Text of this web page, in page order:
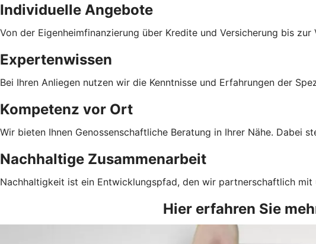
Individuelle Angebote
Von der Eigenheimfinanzierung über Kredite und Versicherung bis
Expertenwissen
Bei Ihren Anliegen nutzen wir die Kenntnisse und Erfahrungen der
Kompetenz vor Ort
Wir bieten Ihnen Genossenschaftliche Beratung in Ihrer Nähe. Dabei
Nachhaltige Zusammenarbeit
Nachhaltigkeit ist ein Entwicklungspfad, den wir partnerschaftlich
Hier erfahren Sie